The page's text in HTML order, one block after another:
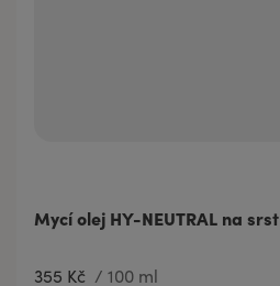
Mycí olej HY-NEUTRAL na srst
355 Kč / 100 ml